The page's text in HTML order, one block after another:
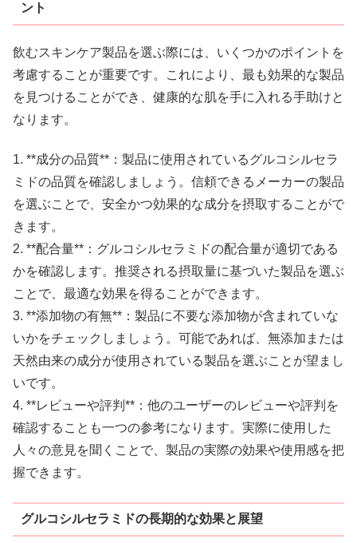
ント
飲むスキンケア製品を選ぶ際には、いくつかのポイントを
考慮することが重要です。これにより、最も効果的な製品
を見つけることができ、健康的な肌を手に入れる手助けと
なります。
1. **成分の品質**：製品に使用されているグルコシルセラ
ミドの品質を確認しましょう。信頼できるメーカーの製品
を選ぶことで、安全かつ効果的な成分を摂取することがで
きます。
2. **配合量**：グルコシルセラミドの配合量が適切である
かを確認します。推奨される摂取量に基づいた製品を選ぶ
ことで、最適な効果を得ることができます。
3. **添加物の有無**：製品に不要な添加物が含まれていな
いかをチェックしましょう。可能であれば、無添加または
天然由来の成分が使用されている製品を選ぶことが望まし
いです。
4. **レビューや評判**：他のユーザーのレビューや評判を
確認することも一つの参考になります。実際に使用した
人々の意見を聞くことで、製品の実際の効果や使用感を把
握できます。
グルコシルセラミドの長期的な効果と展望